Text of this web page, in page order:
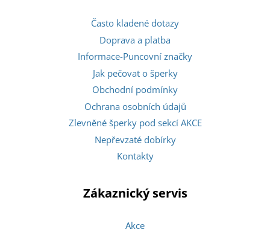
Často kladené dotazy
Doprava a platba
Informace-Puncovní značky
Jak pečovat o šperky
Obchodní podmínky
Ochrana osobních údajů
Zlevněné šperky pod sekcí AKCE
Nepřevzaté dobírky
Kontakty
Zákaznický servis
Akce